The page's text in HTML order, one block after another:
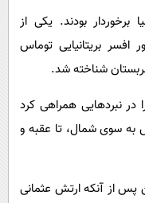
بودند. یکی از
بریتانیایی توماس
شناخته شد.
نبردهایی همراهی کرد
به سوی شمال، تا عقبه و
حسین پس از آنکه ارتش عثمانی